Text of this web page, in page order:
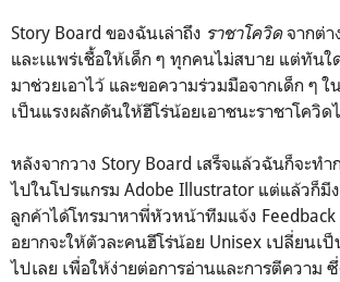
Story Board ของฉันเล่าถึง ราชาโควิดจากต่า
และเแพร่เชื้อให้เด็ก ๆ ทุกคนไม่สบาย แต่ทัน
มาช่วยเอาไว้ และขอความร่วมมือจากเด็ก ๆ ใ
เป็นแรงผลักดันให้ฮีโร่น้อยเอาชนะราชาโควิ
หลังจากวาง Story Board เสร็จแล้วฉันก็จะทำ
ไปในโปรแกรม Adobe Illustrator แต่แล้วก็มี
ลูกค้าได้โทรมาหาพี่หัวหน้าทีมแจ้ง Feedback
อยากจะให้ตัวละคนฮีโร่น้อย Unisex เปลี่ยนเ
ไปเลย เพื่อให้ง่ายต่อการอ่านและการตีความ